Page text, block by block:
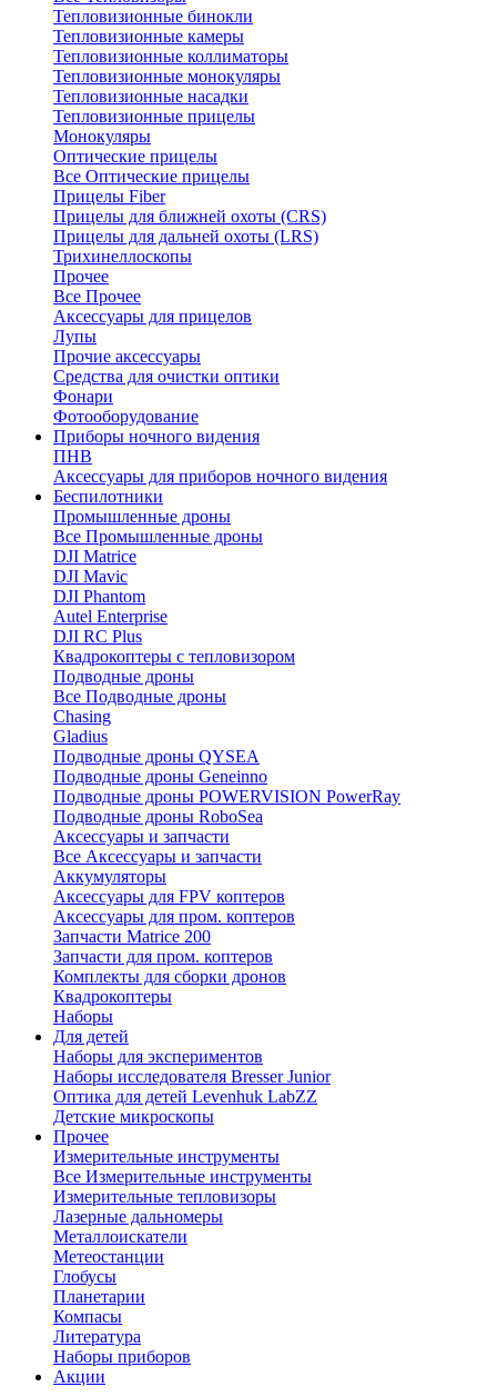
Тепловизионные бинокли
Тепловизионные камеры
Тепловизионные коллиматоры
Тепловизионные монокуляры
Тепловизионные насадки
Тепловизионные прицелы
Монокуляры
Оптические прицелы
Все Оптические прицелы
Прицелы Fiber
Прицелы для ближней охоты (CRS)
Прицелы для дальней охоты (LRS)
Трихинеллоскопы
Прочее
Все Прочее
Аксессуары для прицелов
Лупы
Прочие аксессуары
Средства для очистки оптики
Фонари
Фотооборудование
Приборы ночного видения
ПНВ
Аксессуары для приборов ночного видения
Беспилотники
Промышленные дроны
Все Промышленные дроны
DJI Matrice
DJI Mavic
DJI Phantom
Autel Enterprise
DJI RC Plus
Квадрокоптеры с тепловизором
Подводные дроны
Все Подводные дроны
Chasing
Gladius
Подводные дроны QYSEA
Подводные дроны Geneinno
Подводные дроны POWERVISION PowerRay
Подводные дроны RoboSea
Аксессуары и запчасти
Все Аксессуары и запчасти
Аккумуляторы
Аксессуары для FPV коптеров
Аксессуары для пром. коптеров
Запчасти Matrice 200
Запчасти для пром. коптеров
Комплекты для сборки дронов
Квадрокоптеры
Наборы
Для детей
Наборы для экспериментов
Наборы исследователя Bresser Junior
Оптика для детей Levenhuk LabZZ
Детские микроскопы
Прочее
Измерительные инструменты
Все Измерительные инструменты
Измерительные тепловизоры
Лазерные дальномеры
Металлоискатели
Метеостанции
Глобусы
Планетарии
Компасы
Литература
Наборы приборов
Акции